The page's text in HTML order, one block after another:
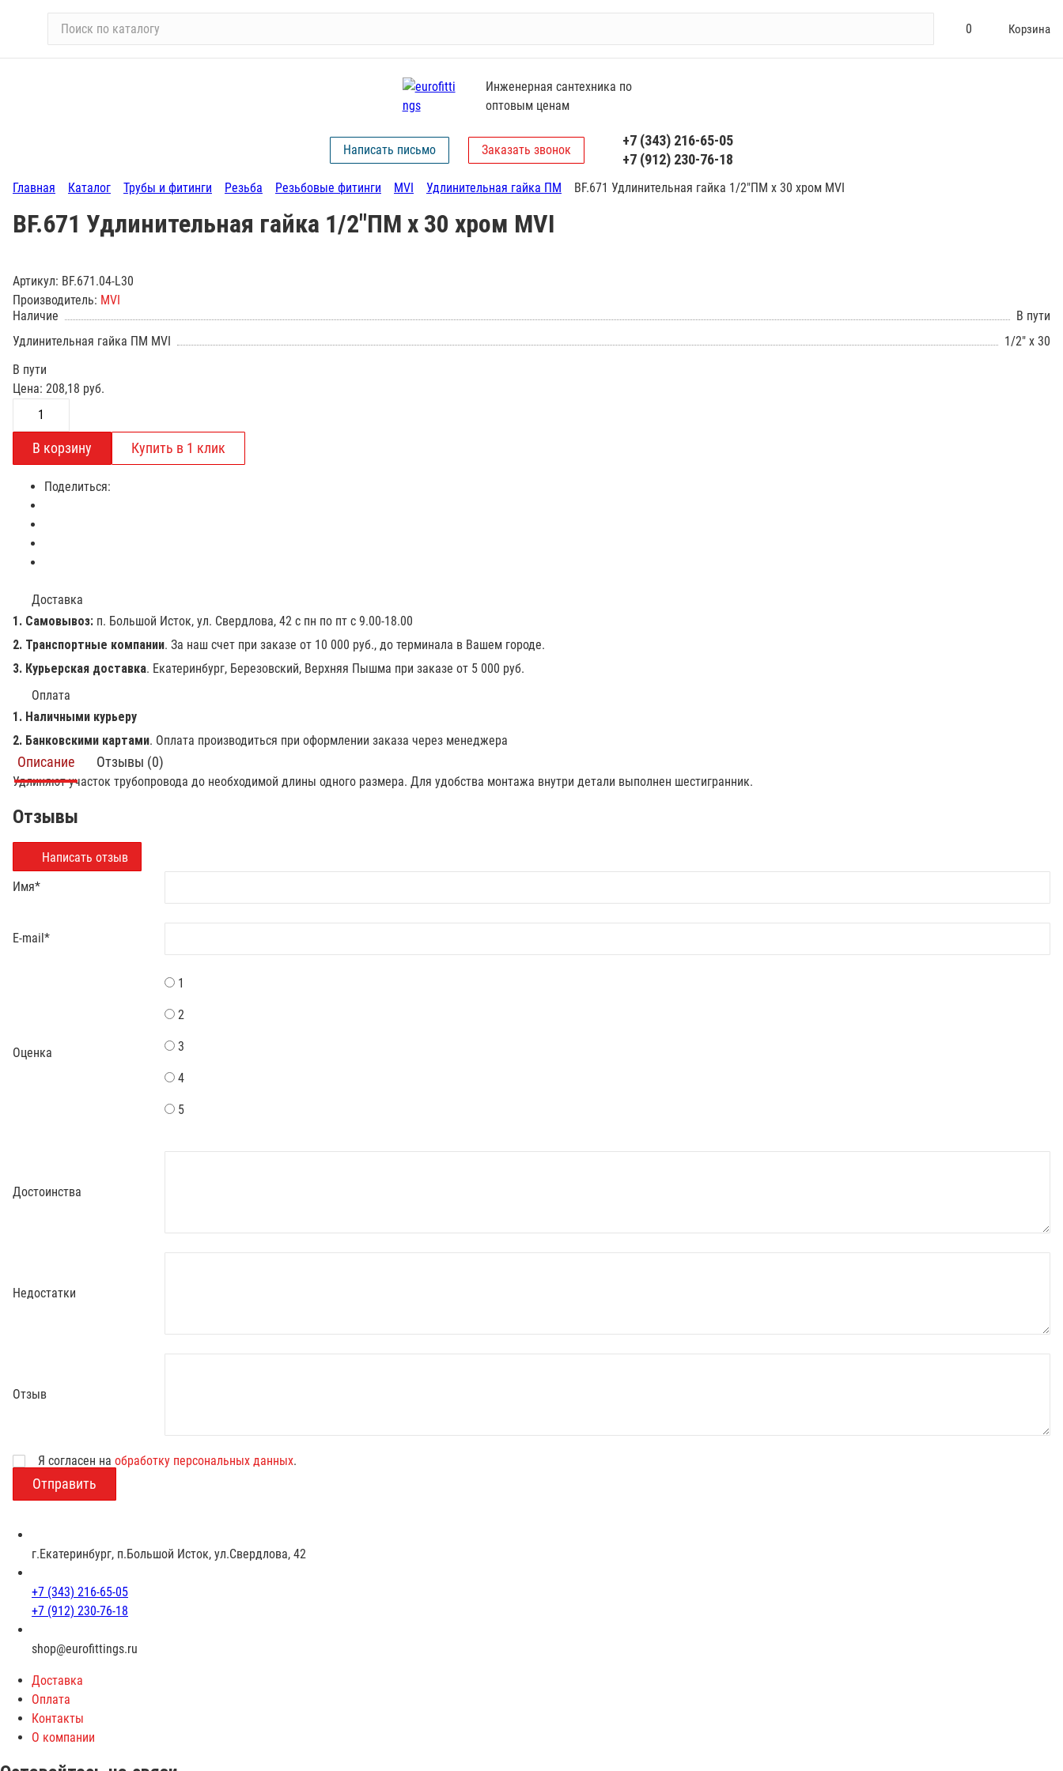
и
т
л
у
0 Корзина
Инженерная сантехника по
оптовым ценам
Написать письмо Заказать звонок
+7 (343) 216-65-05
+7 (912) 230-76-18
Главная Каталог Трубы и фитинги Резьба Резьбовые фитинги MVI Удлинительная гайка ПМ BF.671 Удлинительная гайка 1/2"ПМ х 30 хром MVI
BF.671 Удлинительная гайка 1/2"ПМ х 30 хром MVI
Артикул: BF.671.04-L30
Производитель: MVI
Наличие
В пути
Удлинительная гайка ПМ MVI
1/2" x 30
В пути
Цена: 208,18 руб.
Поделиться:
Доставка
1. Самовывоз: п. Большой Исток, ул. Свердлова, 42 с пн по пт с 9.00-18.00
2. Транспортные компании. За наш счет при заказе от 10 000 руб., до терминала в Вашем городе.
3. Курьерская доставка. Екатеринбург, Березовский, Верхняя Пышма при заказе от 5 000 руб.
Оплата
1. Наличными курьеру
2. Банковскими картами. Оплата производиться при оформлении заказа через менеджера
Описание Отзывы (0)
Удлиняют участок трубопровода до необходимой длины одного размера. Для удобства монтажа внутри детали выполнен шестигранник.
Отзывы
Написать отзыв
Имя*
E-mail *
Оценка
1
2
3
4
5
Достоинства
Недостатки
Отзыв
ВозрастЯ согласен на обработку персональных данных.
г.Екатеринбург, п.Большой Исток, ул.Свердлова, 42
+7 (343) 216-65-05
+7 (912) 230-76-18
shop@eurofittings.ru
Доставка
Оплата
Контакты
О компании